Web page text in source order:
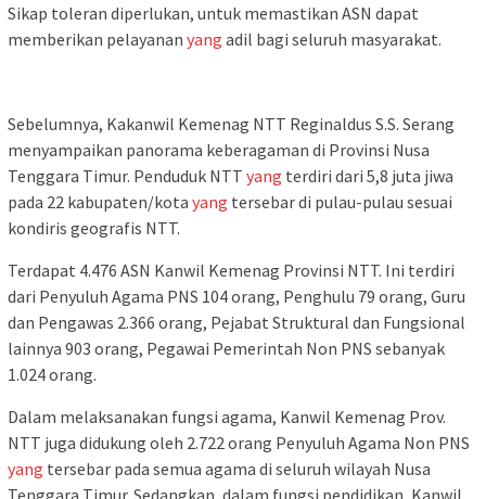
Sikap toleran diperlukan, untuk memastikan ASN dapat
memberikan pelayanan yang adil bagi seluruh masyarakat.
Sebelumnya, Kakanwil Kemenag NTT Reginaldus S.S. Serang
menyampaikan panorama keberagaman di Provinsi Nusa
Tenggara Timur. Penduduk NTT yang terdiri dari 5,8 juta jiwa
pada 22 kabupaten/kota yang tersebar di pulau-pulau sesuai
kondiris geografis NTT.
Terdapat 4.476 ASN Kanwil Kemenag Provinsi NTT. Ini terdiri
dari Penyuluh Agama PNS 104 orang, Penghulu 79 orang, Guru
dan Pengawas 2.366 orang, Pejabat Struktural dan Fungsional
lainnya 903 orang, Pegawai Pemerintah Non PNS sebanyak
1.024 orang.
Dalam melaksanakan fungsi agama, Kanwil Kemenag Prov.
NTT juga didukung oleh 2.722 orang Penyuluh Agama Non PNS
yang tersebar pada semua agama di seluruh wilayah Nusa